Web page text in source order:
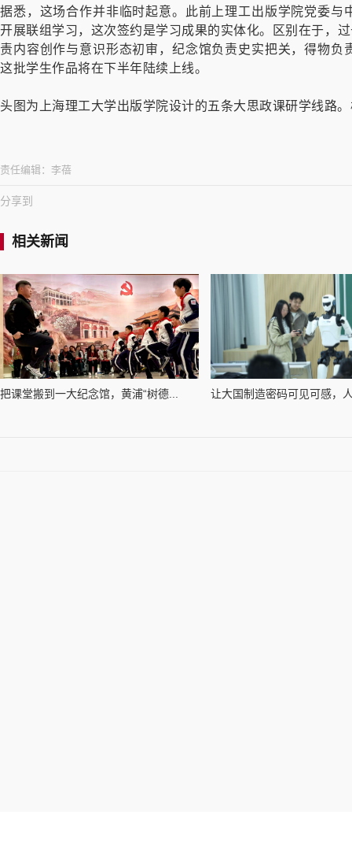
据悉，这场合作并非临时起意。此前上理工出版学院党委与
开展联组学习，这次签约是学习成果的实体化。区别在于，
责内容创作与意识形态初审，纪念馆负责史实把关，得物负
这批学生作品将在下半年陆续上线。
头图为上海理工大学出版学院设计的五条大思政课研学线路
责任编辑： 李蓓
分享到
相关新闻
把课堂搬到一大纪念馆，黄浦“树德... 让大国制造密码可见可感，